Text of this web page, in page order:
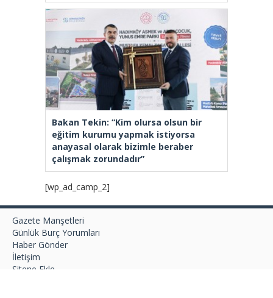
Bakan Tekin: “Kim olursa olsun bir
eğitim kurumu yapmak istiyorsa
anayasal olarak bizimle beraber
çalışmak zorundadır”
[wp_ad_camp_2]
Gazete Manşetleri
Günlük Burç Yorumları
Haber Gönder
İletişim
Sitene Ekle